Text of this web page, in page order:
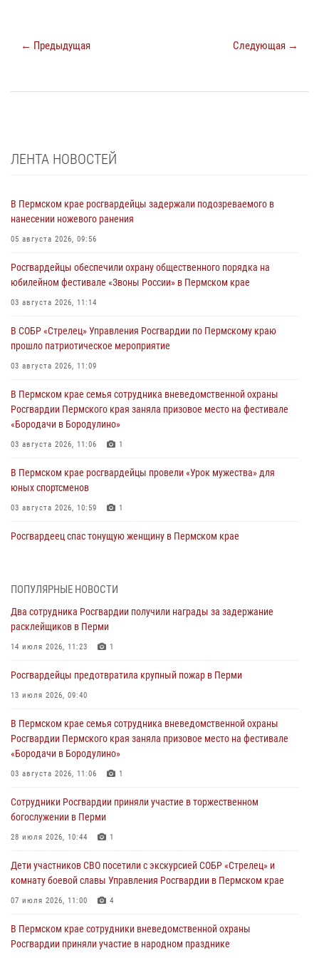
← Предыдущая Следующая →
ЛЕНТА НОВОСТЕЙ
В Пермском крае росгвардейцы задержали подозреваемого в
нанесении ножевого ранения
05 августа 2026, 09:56
Росгвардейцы обеспечили охрану общественного порядка на
юбилейном фестивале «Звоны России» в Пермском крае
03 августа 2026, 11:14
В СОБР «Стрелец» Управления Росгвардии по Пермскому краю
прошло патриотическое мероприятие
03 августа 2026, 11:09
В Пермском крае семья сотрудника вневедомственной охраны
Росгвардии Пермского края заняла призовое место на фестивале
«Бородачи в Бородулино»
03 августа 2026, 11:06 1
В Пермском крае росгвардейцы провели «Урок мужества» для
юных спортсменов
03 августа 2026, 10:59 1
Росгвардеец спас тонущую женщину в Пермском крае
Сотрудники Росгвардии приняли участие в торжественном
28 июля 2026, 10:44 1
Росгвардейцы оказали силовую поддержку при задержании
28 июля 2026, 06:15
ведомственной акции «Каникулы с Росгвардией»
24 июля 2026, 08:45
Юные защитники порядка: росгвардейцы провели день в клубе
24 июля 2026, 08:43
ПОПУЛЯРНЫЕ НОВОСТИ
Два сотрудника Росгвардии получили награды за задержание
расклейщиков в Перми
14 июля 2026, 11:23 1
Росгвардейцы предотвратила крупный пожар в Перми
13 июля 2026, 09:40
В Пермском крае семья сотрудника вневедомственной охраны
Росгвардии Пермского края заняла призовое место на фестивале
«Бородачи в Бородулино»
03 августа 2026, 11:06 1
Сотрудники Росгвардии приняли участие в торжественном
богослужении в Перми
28 июля 2026, 10:44 1
Дети участников СВО посетили с экскурсией СОБР «Стрелец» и
комнату боевой славы Управления Росгвардии в Пермском крае
07 июля 2026, 11:00 4
В Пермском крае сотрудники вневедомственной охраны
Росгвардии приняли участие в народном празднике